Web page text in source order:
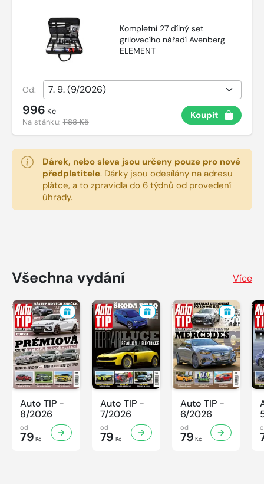
Kompletní 27 dílný set
grilovacího nářadí Avenberg
ELEMENT
Od:
996 Kč
Na stánku:1188 Kč
Koupit
Dárek, nebo sleva jsou určeny pouze pro nové
předplatitele. Dárky jsou odesílány na adresu
plátce, a to zpravidla do 6 týdnů od provedení
úhrady.
Všechna vydání Více
Auto TIP -
8/2026
od
79 Kč
Auto TIP -
7/2026
od
79 Kč
Auto TIP -
6/2026
od
79 Kč